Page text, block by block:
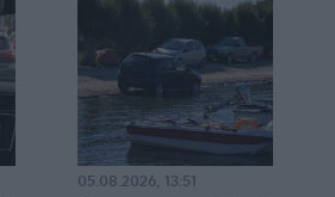
05.08.2026, 13:51